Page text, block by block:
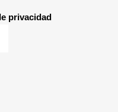
privacidad